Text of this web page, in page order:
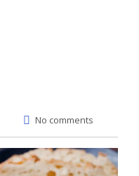
No comments